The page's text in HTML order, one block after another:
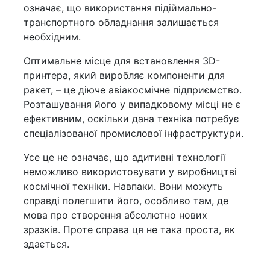
означає, що використання підіймально-
транспортного обладнання залишається
необхідним.
Оптимальне місце для встановлення 3D-
принтера, який виробляє компоненти для
ракет, – це діюче авіакосмічне підприємство.
Розташування його у випадковому місці не є
ефективним, оскільки дана техніка потребує
спеціалізованої промислової інфраструктури.
Усе це не означає, що адитивні технології
неможливо використовувати у виробництві
космічної техніки. Навпаки. Вони можуть
справді полегшити його, особливо там, де
мова про створення абсолютно нових
зразків. Проте справа ця не така проста, як
здається.